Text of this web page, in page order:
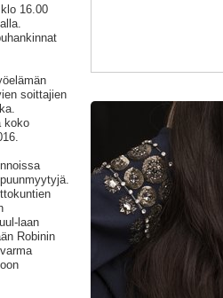
16.00
soittajien
koko
laan
Robinin